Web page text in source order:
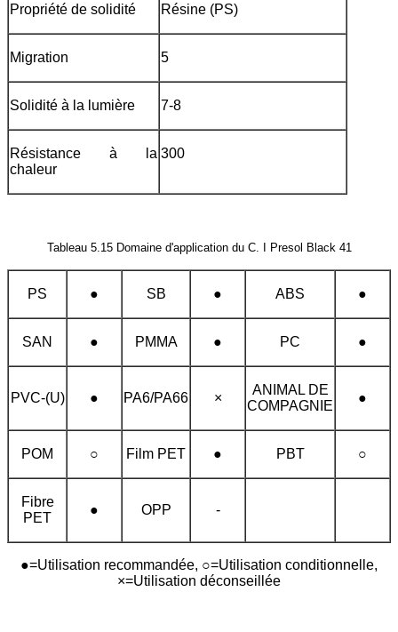
Propriété de solidité Résine (PS)
Migration 5
Solidité à la lumière 7-8
Résistance à la
chaleur
300
Tableau 5.15 Domaine d'application du C. I Presol Black 41
PS ● SB ● ABS ●
SAN ● PMMA ● PC ●
PVC-(U) ● PA6/PA66 ×
ANIMAL DE
COMPAGNIE
●
POM ○ Film PET ● PBT ○
Fibre
PET
● OPP -
●=Utilisation recommandée, ○=Utilisation conditionnelle,
×=Utilisation déconseillée